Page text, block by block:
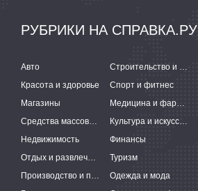
РУБРИКИ НА СПРАВКА.РУ
Авто Строительство и ремонт
Красота и здоровье
Спорт и фитнес
Магазины
Медицина и фармацевтика
Средства массовой информации
Культура и искусство
Недвижимость
Финансы
Отдых и развлечения
Туризм
Производство и поставки
Одежда и мода